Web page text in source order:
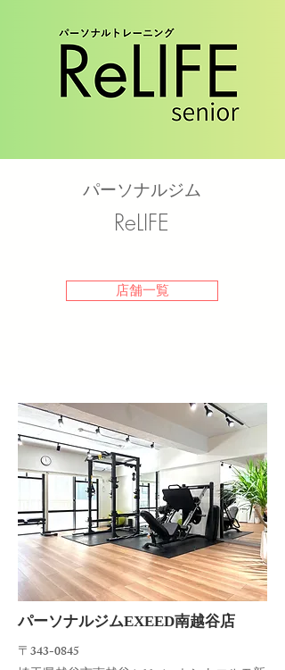
パーソナルジム
ReLIFE
店舗一覧
​パーソナルジムEXEED南越谷店
〒343-0845